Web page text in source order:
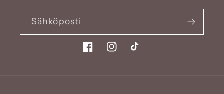
Sähköposti
FacebookInstagramTikTok